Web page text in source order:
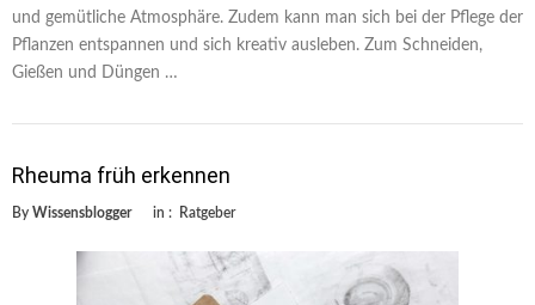
und gemütliche Atmosphäre. Zudem kann man sich bei der Pflege der
Pflanzen entspannen und sich kreativ ausleben. Zum Schneiden,
Gießen und Düngen …
Rheuma früh erkennen
By Wissensblogger in : Ratgeber